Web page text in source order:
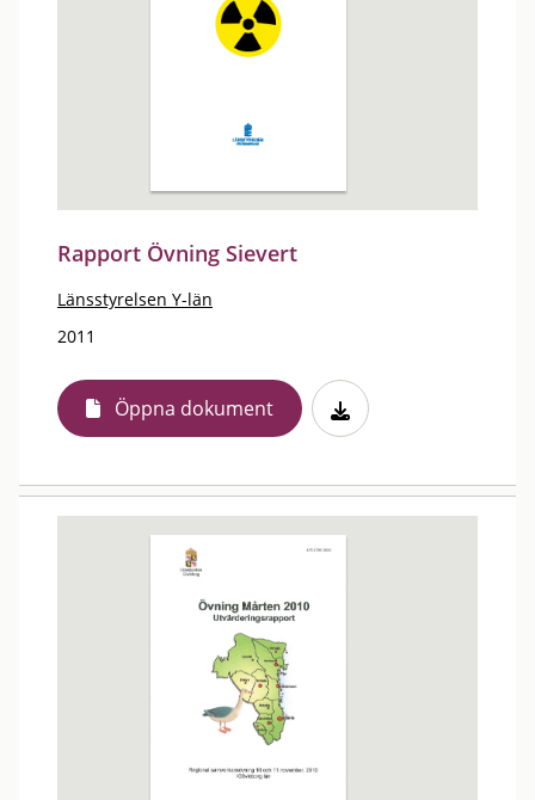
Rapport Övning Sievert
Länsstyrelsen Y-län
2011
Öppna dokument